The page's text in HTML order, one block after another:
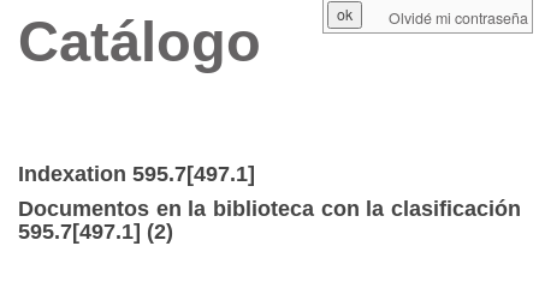
Catálogo
Indexation 595.7[497.1]
Documentos en la biblioteca con la clasificación
595.7[497.1] (2)
Olvidé mi contraseña